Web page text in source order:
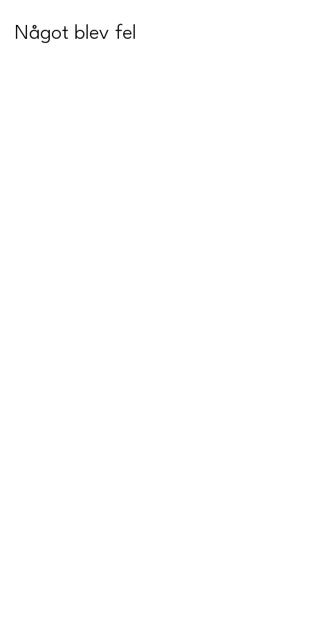
Något blev fel